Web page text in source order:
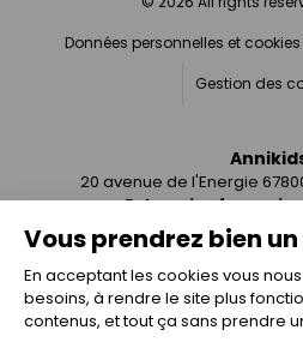
Vous prendrez bien
En acceptant les cookies vous
besoins, à rendre le site plus
contenus, et tout ça sans prendre
Données personnelles et cookies
Gestion des
20 avenue de l'Energie 67800
Entreprise